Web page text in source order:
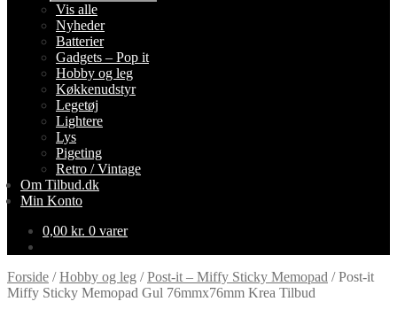
Vis alle
Nyheder
Batterier
Gadgets – Pop it
Hobby og leg
Køkkenudstyr
Legetøj
Lightere
Lys
Pigeting
Retro / Vintage
Om Tilbud.dk
Min Konto
0,00 kr. 0 varer
Forside /Hobby og leg /Post-it – Miffy Sticky Memopad /Post-it
Miffy Sticky Memopad Gul 76mmx76mm Krea Tilbud